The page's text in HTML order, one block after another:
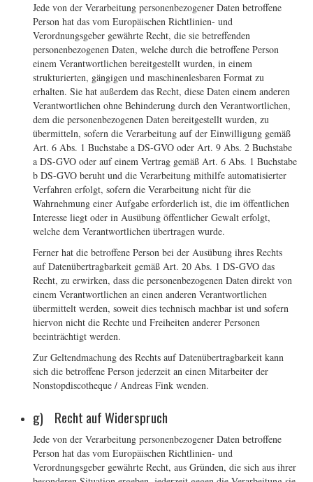
Jede von der Verarbeitung personenbezogener Daten betroffene
Person hat das vom Europäischen Richtlinien- und
Verordnungsgeber gewährte Recht, die sie betreffenden
personenbezogenen Daten, welche durch die betroffene Person
einem Verantwortlichen bereitgestellt wurden, in einem
strukturierten, gängigen und maschinenlesbaren Format zu
erhalten. Sie hat außerdem das Recht, diese Daten einem anderen
Verantwortlichen ohne Behinderung durch den Verantwortlichen,
dem die personenbezogenen Daten bereitgestellt wurden, zu
übermitteln, sofern die Verarbeitung auf der Einwilligung gemäß
Art. 6 Abs. 1 Buchstabe a DS-GVO oder Art. 9 Abs. 2 Buchstabe
a DS-GVO oder auf einem Vertrag gemäß Art. 6 Abs. 1 Buchstabe
b DS-GVO beruht und die Verarbeitung mithilfe automatisierter
Verfahren erfolgt, sofern die Verarbeitung nicht für die
Wahrnehmung einer Aufgabe erforderlich ist, die im öffentlichen
Interesse liegt oder in Ausübung öffentlicher Gewalt erfolgt,
welche dem Verantwortlichen übertragen wurde.
Ferner hat die betroffene Person bei der Ausübung ihres Rechts
auf Datenübertragbarkeit gemäß Art. 20 Abs. 1 DS-GVO das
Recht, zu erwirken, dass die personenbezogenen Daten direkt von
einem Verantwortlichen an einen anderen Verantwortlichen
übermittelt werden, soweit dies technisch machbar ist und sofern
hiervon nicht die Rechte und Freiheiten anderer Personen
beeinträchtigt werden.
Zur Geltendmachung des Rechts auf Datenübertragbarkeit kann
sich die betroffene Person jederzeit an einen Mitarbeiter der
Nonstopdiscotheque / Andreas Fink wenden.
g) Recht auf Widerspruch
Jede von der Verarbeitung personenbezogener Daten betroffene
Person hat das vom Europäischen Richtlinien- und
Verordnungsgeber gewährte Recht, aus Gründen, die sich aus ihrer